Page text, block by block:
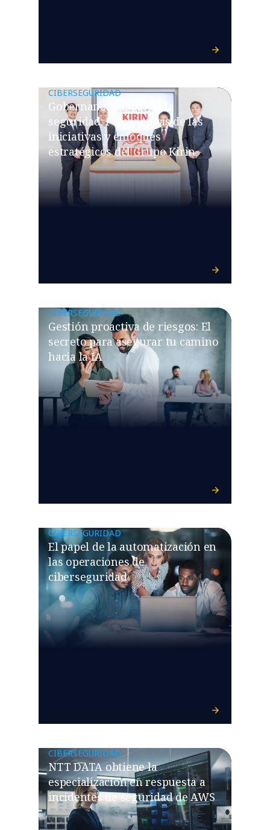
CIBERSEGURIDAD
Gobernanza global de la
seguridad: Perspectivas de las
iniciativas y enfoques
estratégicos del Grupo Kirin
CIBERSEGURIDAD
Gestión proactiva de riesgos: El
secreto para asegurar tu camino
hacia la IA
CIBERSEGURIDAD
El papel de la automatización en
las operaciones de
ciberseguridad
CIBERSEGURIDAD
NTT DATA obtiene la
especialización en respuesta a
incidentes de seguridad de AWS